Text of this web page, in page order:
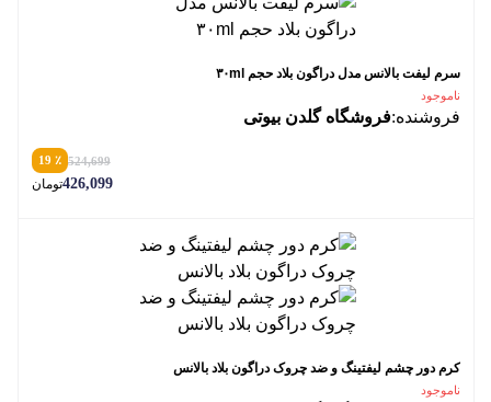
سرم لیفت بالانس مدل دراگون بلاد حجم ۳۰ml
ناموجود
فروشنده:فروشگاه گلدن بیوتی
524,699 ٪ 19
426,099تومان
کرم دور چشم لیفتینگ و ضد چروک دراگون بلاد بالانس
ناموجود